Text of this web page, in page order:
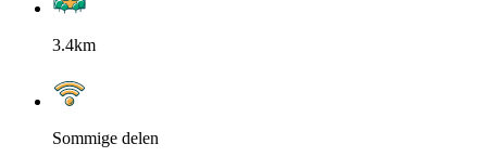
3.4km
Sommige delen